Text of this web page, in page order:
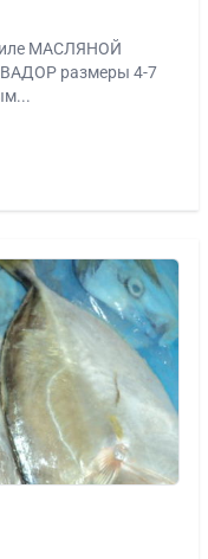
МАСЛЯНОЙ
размеры 4-7